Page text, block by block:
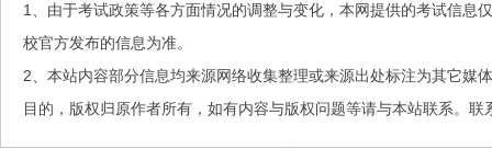
1、由于考试政策等各方面情况的调整与变化，本网提供的考试信息
校官方发布的信息为准。
2、本站内容部分信息均来源网络收集整理或来源出处标注为其它媒
目的，版权归原作者所有，如有内容与版权问题等请与本站联系。